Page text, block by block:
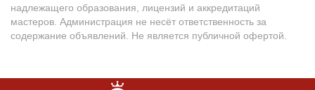
надлежащего образования, лицензий и аккредитаций
мастеров. Администрация не несёт ответственность за
содержание объявлений. Не является публичной офертой.